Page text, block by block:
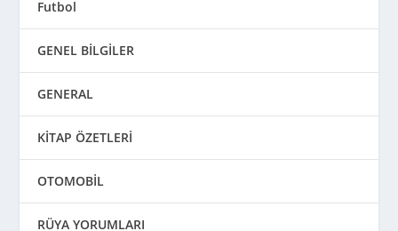
Futbol
GENEL BİLGİLER
GENERAL
KİTAP ÖZETLERİ
OTOMOBİL
RÜYA YORUMLARI